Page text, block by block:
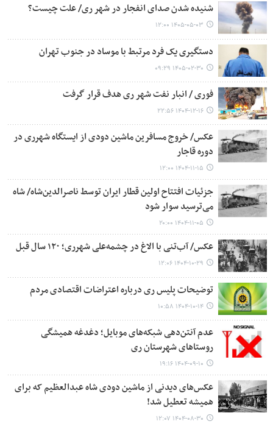
شنیده شدن صدای انفجار در شهر ری/ علت چیست؟
۱۴۰۵-۰۵-۰۳ ۱۲:۰۰
دستگیری یک فرد مرتبط با موساد در جنوب تهران
۱۴۰۵-۰۲-۳۰ ۰۹:۲۹
فوری / انبار نفت شهر ری هدف قرار گرفت
۱۴۰۴-۱۲-۱۶ ۲۲:۵۶
عکس/ خروج مسافرین ماشین دودی از ایستگاه شهرری در
دوره قاجار
۱۴۰۴-۱۱-۱۵ ۱۲:۰۰
جزئیات افتتاح اولین قطار ایران توسط ناصرالدین‌شاه/ شاه
می‌ترسید سوار شود
۱۴۰۴-۱۱-۰۵ ۲۰:۰۰
عکس/ آب‌تنی با الاغ در چشمه‌علی شهرری؛ ۱۲۰ سال قبل
۱۴۰۴-۱۰-۲۹ ۱۲:۰۶
توضیحات پلیس ری درباره اعتراضات اقتصادی مردم
۱۴۰۴-۱۰-۱۴ ۱۰:۵۸
عدم آنتن‌دهی شبکه‌های موبایل؛ دغدغه همیشگی
روستاهای شهرستان ری
۱۴۰۴-۰۹-۱۰ ۱۹:۱۶
عکس‌های دیدنی از ماشین دودی شاه عبدالعظیم که برای
همیشه تعطیل شد!
۱۴۰۴-۰۸-۳۰ ۱۲:۰۷